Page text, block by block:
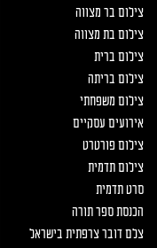
צילום בר מצווה
צילום בת מצווה
צילום ברית
צילום בריתה
צילום משפחתי
אירועים עסקיים
צילום פורטרט
צילום תדמית
סרט תדמית
הכנסת ספר תורה
צלם דובר צרפתית בישראל